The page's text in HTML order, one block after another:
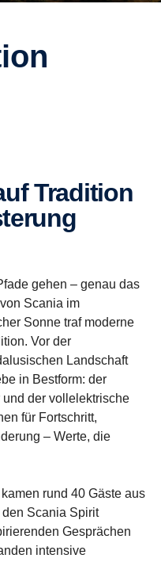
gehen – genau das
Scania im
Sonne traf moderne
Vor der
Landschaft
in Bestform: der
der vollelektrische
für Fortschritt,
– Werte, die
rund 40 Gäste aus
Scania Spirit
Gesprächen
intensive